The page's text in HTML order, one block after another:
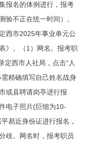
报名的体例进行，报考
验不正在统一时间）。
西市2025年事业单元公
》。（1）网名。报考职
定西市人社局，点击“人
精确填写自己姓名战身
或县聘请岗亭进行报
电子照片(巨细为10-
易近身份证进行报名，
歧。网名时，报考职员